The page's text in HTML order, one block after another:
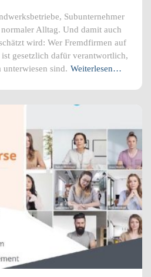
Subunternehmer
Alltag. Und damit auch
wird: Wer Fremdfirmen auf
ist gesetzlich dafür verantwortlich,
unterwiesen sind. Weiterlesen…